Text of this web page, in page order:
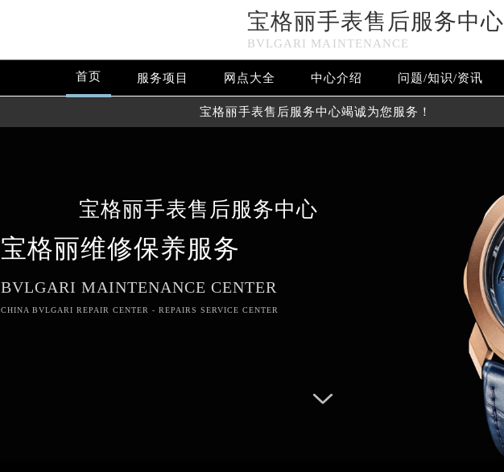
宝格丽手表售后服务中心
BVLGARI MAINTENANCE
首页 服务项目 网点大全 中心介绍 问题/知识/资讯
宝格丽手表售后服务中心竭诚为您服务！
宝格丽手表售后服务中心
宝格丽维修保养服务
BVLGARI MAINTENANCE CENTER
CHINA BVLGARI REPAIR CENTER - REPAIRS SERVICE CENTER